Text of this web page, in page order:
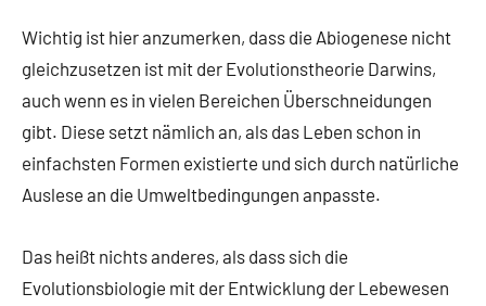
Wichtig ist hier anzumerken, dass die Abiogenese nicht
gleichzusetzen ist mit der Evolutionstheorie Darwins,
auch wenn es in vielen Bereichen Überschneidungen
gibt. Diese setzt nämlich an, als das Leben schon in
einfachsten Formen existierte und sich durch natürliche
Auslese an die Umweltbedingungen anpasste.
Das heißt nichts anderes, als dass sich die
Evolutionsbiologie mit der Entwicklung der Lebewesen